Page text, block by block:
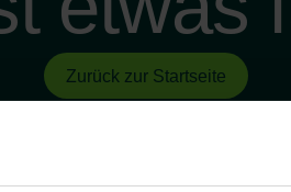
Zurück zur Startseite